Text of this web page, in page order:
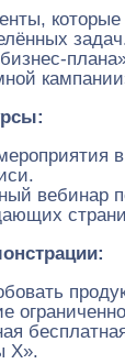
вебинар
X».